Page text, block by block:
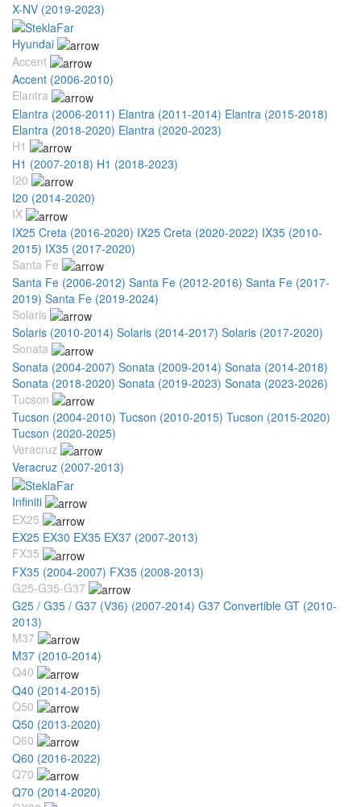
X-NV (2019-2023)
Hyundai
Accent
Accent (2006-2010)
Elantra
Elantra (2006-2011) Elantra (2011-2014) Elantra (2015-2018)
Elantra (2018-2020) Elantra (2020-2023)
H1
H1 (2007-2018) H1 (2018-2023)
I20
I20 (2014-2020)
IX
IX25 Creta (2016-2020) IX25 Creta (2020-2022) IX35 (2010-
2015) IX35 (2017-2020)
Santa Fe
Santa Fe (2006-2012) Santa Fe (2012-2016) Santa Fe (2017-
2019) Santa Fe (2019-2024)
Solaris
Solaris (2010-2014) Solaris (2014-2017) Solaris (2017-2020)
Sonata
Sonata (2004-2007) Sonata (2009-2014) Sonata (2014-2018)
Sonata (2018-2020) Sonata (2019-2023) Sonata (2023-2026)
Tucson
Tucson (2004-2010) Tucson (2010-2015) Tucson (2015-2020)
Tucson (2020-2025)
Veracruz
Veracruz (2007-2013)
Infiniti
EX25
EX25 EX30 EX35 EX37 (2007-2013)
FX35
FX35 (2004-2007) FX35 (2008-2013)
G25-G35-G37
G25 / G35 / G37 (V36) (2007-2014) G37 Convertible GT (2010-
2013)
M37
M37 (2010-2014)
Q40
Q40 (2014-2015)
Q50
Q50 (2013-2020)
Q60
Q60 (2016-2022)
Q70
Q70 (2014-2020)